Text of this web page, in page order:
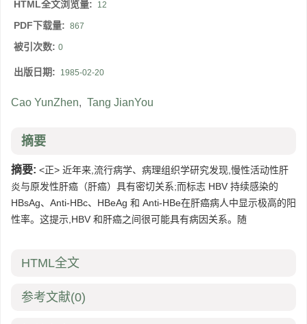
HTML全文浏览量: 12
PDF下载量: 867
被引次数: 0
出版日期: 1985-02-20
Cao YunZhen, Tang JianYou
摘要
摘要: <正> 近年来,流行病学、病理组织学研究发现,慢性活动性肝
炎与原发性肝癌（肝癌）具有密切关系;而标志 HBV 持续感染的
HBsAg、Anti-HBc、HBeAg 和 Anti-HBe在肝癌病人中显示极高的阳
性率。这提示,HBV 和肝癌之间很可能具有病因关系。随
HTML全文
参考文献(0)